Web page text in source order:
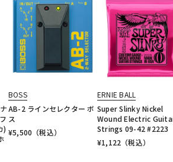
)
BOSS
AB-2 ラインセレクター ボ
ス
¥5,500 （税込）
ERNIE BALL
Super Slinky Nickel
Wound Electric
Strings 09-42 #2223
¥1,122 （税込）